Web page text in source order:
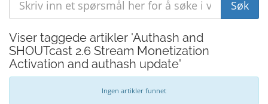
Viser taggede artikler 'Authash and
SHOUTcast 2.6 Stream Monetization
Activation and authash update'
Ingen artikler funnet